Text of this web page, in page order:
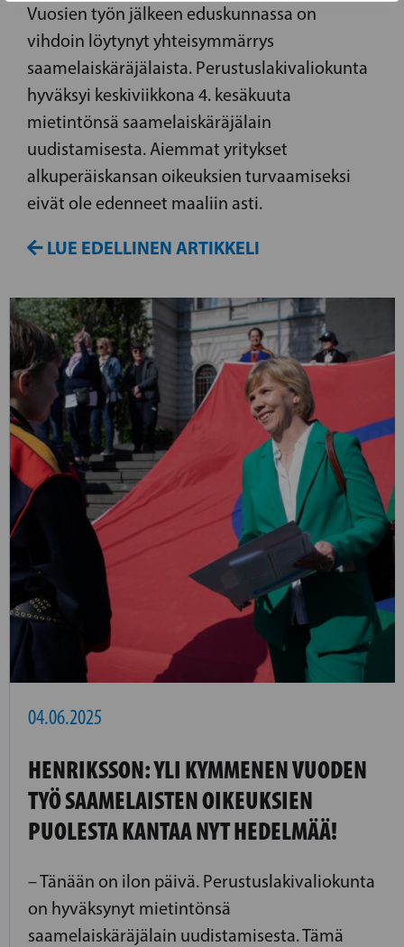
Vuosien työn jälkeen eduskunnassa on
vihdoin löytynyt yhteisymmärrys
saamelaiskäräjälaista. Perustuslakivaliokunta
hyväksyi keskiviikkona 4. kesäkuuta
mietintönsä saamelaiskäräjälain
uudistamisesta. Aiemmat yritykset
alkuperäiskansan oikeuksien turvaamiseksi
eivät ole edenneet maaliin asti.
LUE EDELLINEN ARTIKKELI
04.06.2025
HENRIKSSON: YLI KYMMENEN VUODEN
TYÖ SAAMELAISTEN OIKEUKSIEN
PUOLESTA KANTAA NYT HEDELMÄÄ!
– Tänään on ilon päivä. Perustuslakivaliokunta
on hyväksynyt mietintönsä
saamelaiskäräjälain uudistamisesta. Tämä